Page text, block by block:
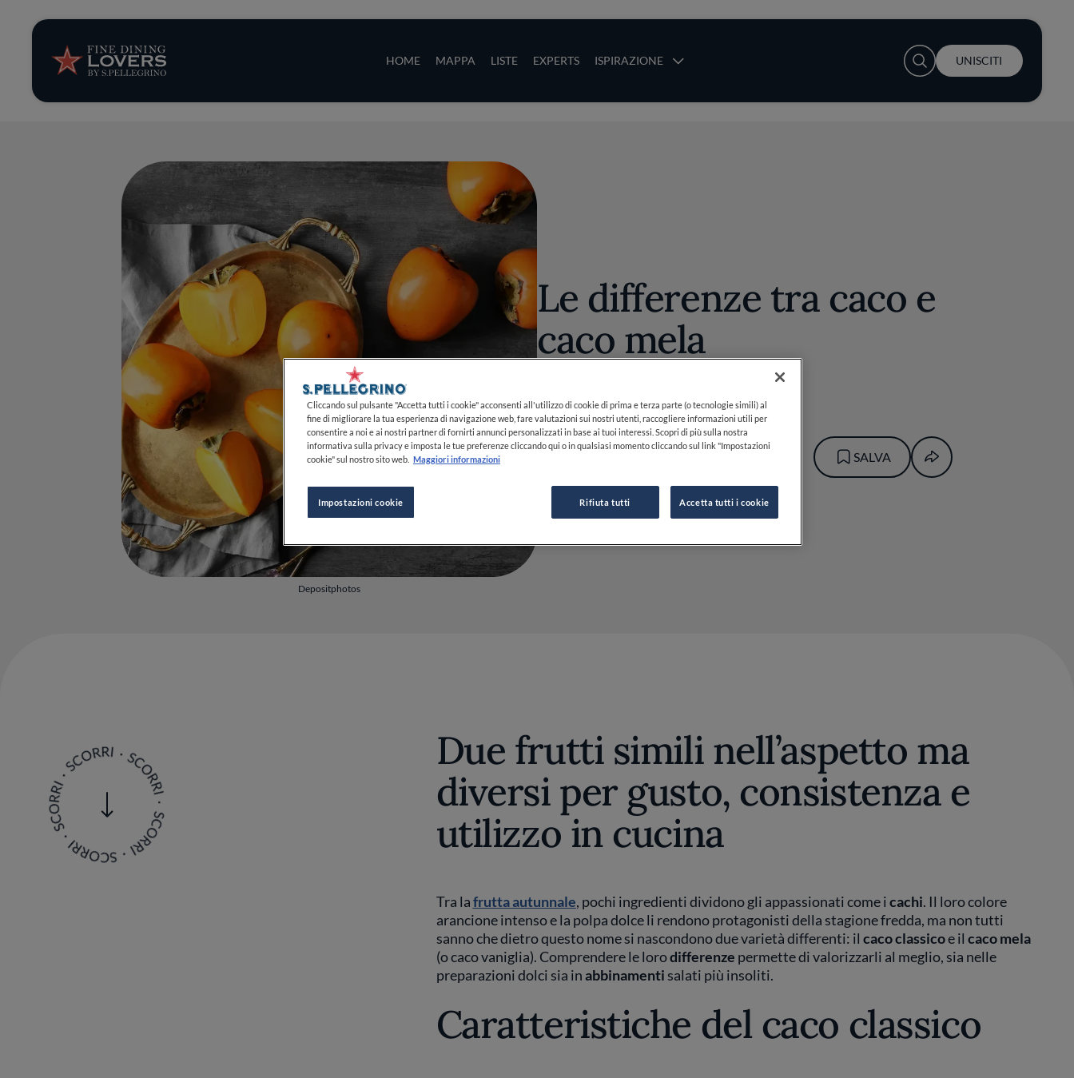
HOME MAPPA LISTE EXPERTS ISPIRAZIONE
Storie e tendenze
Ricette
Trucchi e consigli
Serie
User account menu
UNISCITI
Depositphotos
Le differenze tra caco e
caco mela
DAFINE DINING LOVERS
SALVA
Due frutti simili nell’aspetto ma
diversi per gusto, consistenza e
utilizzo in cucina
Tra lafrutta autunnale, pochi ingredienti dividono gli appassionati come icachi. Il loro colore
arancione intenso e la polpa dolce li rendono protagonisti della stagione fredda, ma non tutti
sanno che dietro questo nome si nascondono due varietà differenti: il caco classicoe il caco mela
(o caco vaniglia). Comprendere le lorodifferenze permette di valorizzarli al meglio, sia nelle
preparazioni dolci sia inabbinamentisalati più insoliti.
Caratteristiche del caco classico
Cliccando sul pulsante "Accetta tutti i cookie" acconsenti all'utilizzo di cookie di prima e terza parte (o tecnologie simili) al
fine di migliorare la tua esperienza di navigazione web, fare valutazioni sui nostri utenti, raccogliere informazioni utili per
consentire a noi e ai nostri partner di fornirti annunci personalizzati in base ai tuoi interessi. Scopri di più sulla nostra
informativa sulla privacy e imposta le tue preferenze cliccando qui o in qualsiasi momento cliccando sul link "Impostazioni
cookie" sul nostro sito web. Maggiori informazioni
Impostazioni cookie Rifiuta tutti Accetta tutti i cookie